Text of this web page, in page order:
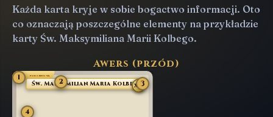
Każda karta kryje w sobie bogactwo informacji. Oto
co oznaczają poszczególne elementy na przykładzie
karty Św. Maksymiliana Marii Kolbego.
Awers (przód)
PODSTAWOWA
Św. Maksymilian Maria KolbeXIX
1 2 3
4